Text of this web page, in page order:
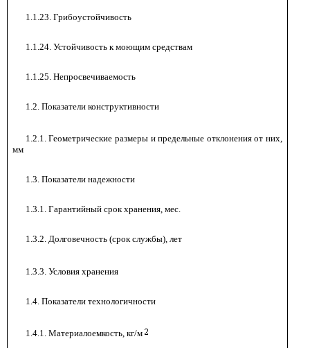
1.1.23. Грибоустойчивость
1.1.24. Устойчивость к моющим средствам
1.1.25. Непросвечиваемость
1.2. Показатели конструктивности
1.2.1. Геометрические размеры и предельные отклонения от них,
мм
1.3. Показатели надежности
1.3.1. Гарантийный срок хранения, мес.
1.3.2. Долговечность (срок службы), лет
1.3.3. Условия хранения
1.4. Показатели технологичности
1.4.1. Материалоемкость, кг/м